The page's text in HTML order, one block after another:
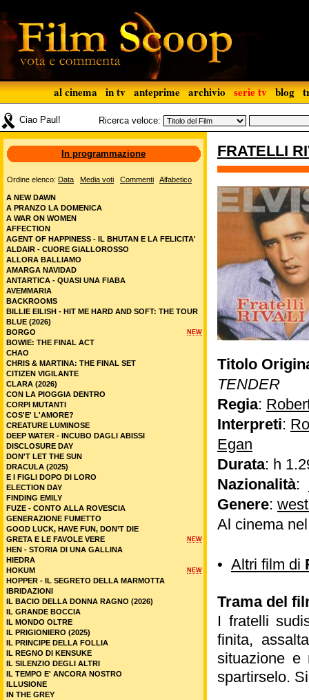
al cinema in tv anteprime archivio serie tv blog
Ciao Paul! Ricerca veloce:
FRATELLI
Titolo
TENDER
Regia:
Interpreti:
Egan
Durata: h
Nazionalità:
Genere:
Al cinema
• Altri film di
Trama del
I fratelli
finita,
situazione e
spartirselo.
In programmazione
Ordine elenco: Data Media voti Commenti Alfabetico
A NEW DAWN
A PRANZO LA DOMENICA
A WAR ON WOMEN
AFFECTION
AGENT OF HAPPINESS - IL BHUTAN E LA FELICITA'
ALDAIR - CUORE GIALLOROSSO
ALLORA BALLIAMO
AMARGA NAVIDAD
ANTARTICA - QUASI UNA FIABA
AVEMMARIA
BACKROOMS
BILLIE EILISH - HIT ME HARD AND SOFT: THE TOUR
BLUE (2026)
NEW
BORGO
BOWIE: THE FINAL ACT
CHAO
CHRIS & MARTINA: THE FINAL SET
CITIZEN VIGILANTE
CLARA (2026)
CON LA PIOGGIA DENTRO
CORPI MUTANTI
COS'E' L'AMORE?
CREATURE LUMINOSE
DEEP WATER - INCUBO DAGLI ABISSI
DISCLOSURE DAY
DON'T LET THE SUN
DRACULA (2025)
E I FIGLI DOPO DI LORO
ELECTION DAY
FINDING EMILY
FUZE - CONTO ALLA ROVESCIA
GENERAZIONE FUMETTO
GOOD LUCK, HAVE FUN, DON’T DIE
NEW
GRETA E LE FAVOLE VERE
HEN - STORIA DI UNA GALLINA
HIEDRA
NEW
HOKUM
HOPPER - IL SEGRETO DELLA MARMOTTA
IBRIDAZIONI
IL BACIO DELLA DONNA RAGNO (2026)
IL GRANDE BOCCIA
IL MONDO OLTRE
IL PRIGIONIERO (2025)
IL PRINCIPE DELLA FOLLIA
IL REGNO DI KENSUKE
IL SILENZIO DEGLI ALTRI
IL TEMPO E' ANCORA NOSTRO
ILLUSIONE
IN THE GREY